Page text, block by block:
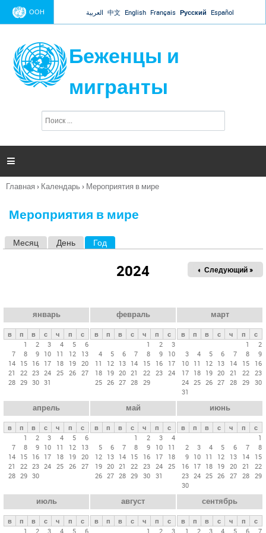
Jump to navigation
ООН العربية 中文 English Français Русский Español
Беженцы и
мигранты
п
и

Вы
Главная › Календарь › Мероприятия в мире
Мероприятия в мире
е
в
л
а
д
к
и
Месяц День Год
2024 « Пред.
Следующий »
январь
в п в с ч п
с
1
2 3 4 5
6
7
8 9 10 11 12
13
14 15 16 17 18 19 20
21
22 23 24 25 26 27
28 29 30 31
февраль
в п в с ч п
с
1
2
3
4
5 6 7 8 9
10
11
12 13 14 15 16
17
18 19 20 21 22 23 24
25 26 27 28 29
март
в п в с ч п
с
1
2
3
4 5 6 7 8
9
10 11 12 13 14 15
16
17 18 19 20 21 22 23
24 25 26 27 28 29 30
31
апрель
в п в с ч п
с
1
2 3 4 5
6
7
8 9 10 11 12
13
14 15 16 17 18 19 20
21
22 23 24 25 26 27
28 29 30
май
в п в с ч п
с
1
2 3
4
5
6 7 8 9 10
11
12 13 14 15 16 17
18
19 20 21 22 23 24 25
26 27 28 29 30 31
июнь
в п в с ч п
с
1
2
3 4 5 6 7
8
9 10 11 12 13 14
15
16 17 18 19 20 21
22
23 24 25 26 27 28 29
30
июль
в п в с ч п
с
1
2 3 4 5 6
август
в п в с ч п
с
1
2 3
сентябрь
в п в с ч п
с
1
2 3 4 5 6 7